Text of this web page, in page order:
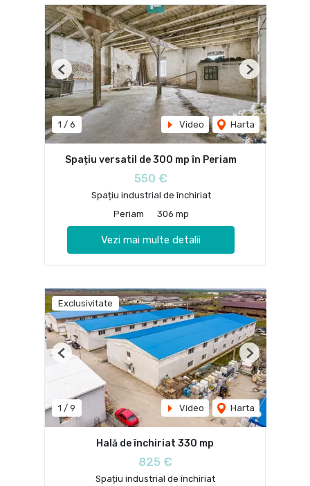
1 / 6 Video Harta
Previous Next
Spațiu versatil de 300 mp în Periam
550 €
Spațiu industrial de închiriat
Periam
306 mp
Vezi mai multe detalii
Exclusivitate
1 / 9 Video Harta
Previous Next
Hală de închiriat 330 mp
825 €
Spațiu industrial de închiriat